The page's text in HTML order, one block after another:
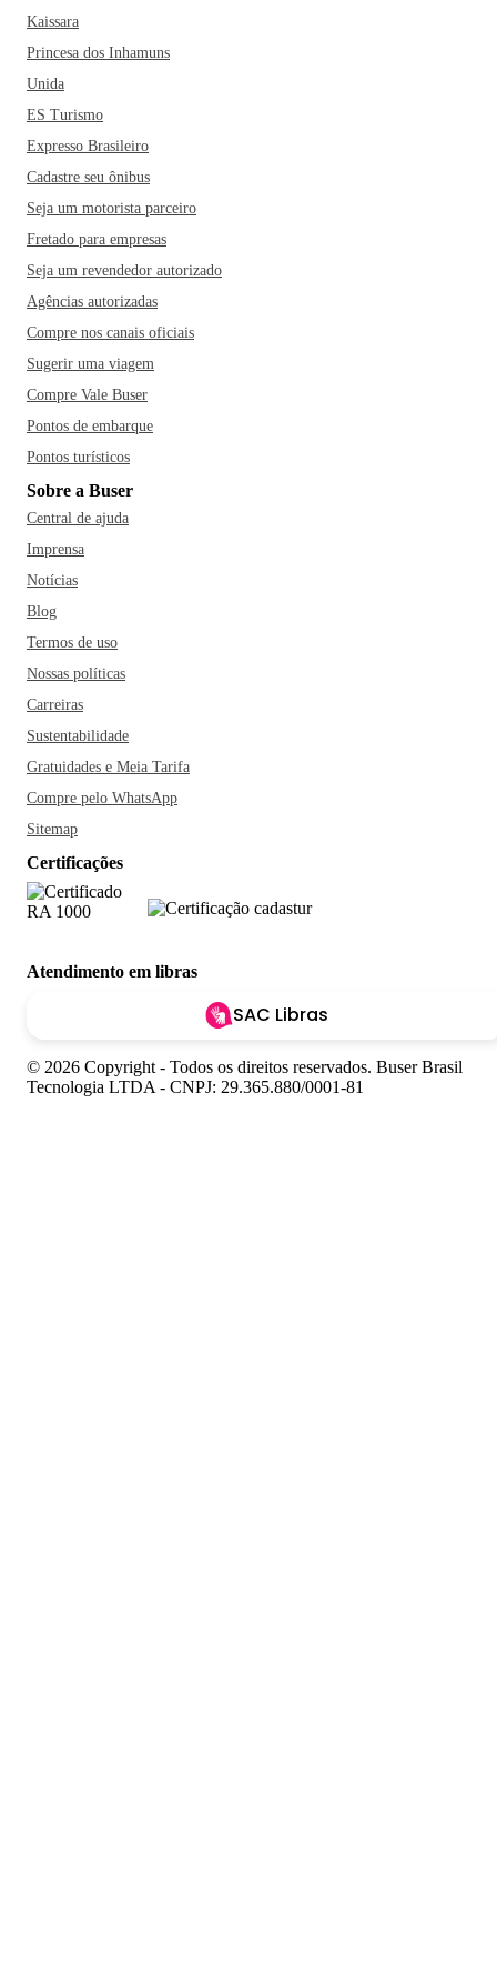
Kaissara
Princesa dos Inhamuns
Unida
ES Turismo
Expresso Brasileiro
Cadastre seu ônibus
Seja um motorista parceiro
Fretado para empresas
Seja um revendedor autorizado
Agências autorizadas
Compre nos canais oficiais
Sugerir uma viagem
Compre Vale Buser
Pontos de embarque
Pontos turísticos
Sobre a Buser
Central de ajuda
Imprensa
Notícias
Blog
Termos de uso
Nossas políticas
Carreiras
Sustentabilidade
Gratuidades e Meia Tarifa
Compre pelo WhatsApp
Sitemap
Certificações
Atendimento em libras
SAC Libras
© 2026 Copyright - Todos os direitos reservados. Buser Brasil
Tecnologia LTDA - CNPJ: 29.365.880/0001-81